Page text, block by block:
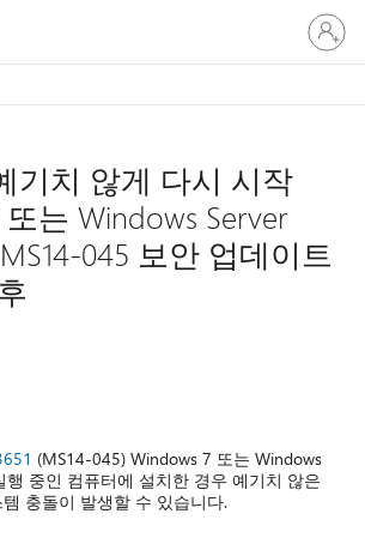
귀
하
계
기치 않게 다시 시작
는 Windows Server
045 보안 업데이트
(MS14-045) Windows 7 또는 Windows
행 중인 컴퓨터에 설치한 경우 예기치 않은
충돌이 발생할 수 있습니다.